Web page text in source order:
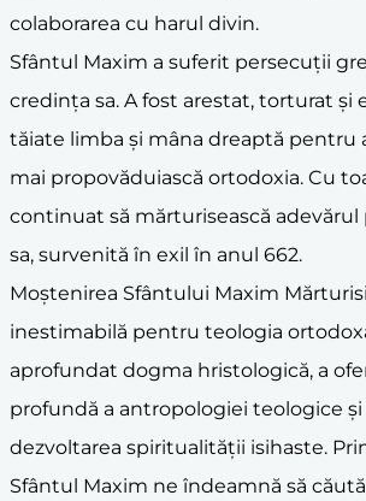
colaborarea cu harul divin.
Sfântul Maxim a suferit persecuții
credința sa. A fost arestat, torturat și
tăiate limba și mâna dreaptă pentru
mai propovăduiască ortodoxia. Cu
continuat să mărturisească adevărul
sa, survenită în exil în anul 662.
Moștenirea Sfântului Maxim
inestimabilă pentru teologia
aprofundat dogma hristologică, a
profundă a antropologiei teologice
dezvoltarea spiritualității isihaste.
Sfântul Maxim ne îndeamnă să